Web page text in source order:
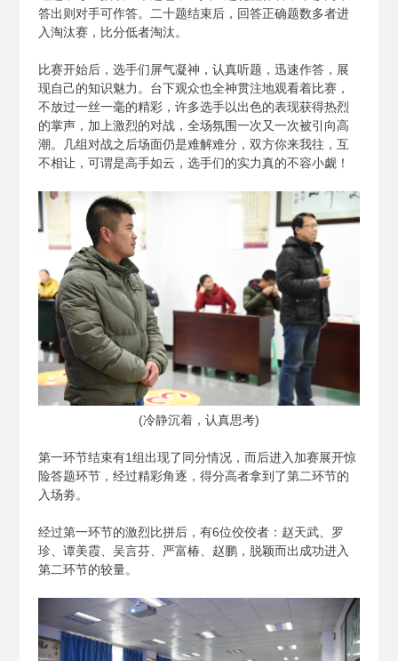
答出则对手可作答。二十题结束后，回答正确题数多者进
入淘汰赛，比分低者淘汰。
比赛开始后，选手们屏气凝神，认真听题，迅速作答，展
现自己的知识魅力。台下观众也全神贯注地观看着比赛，
不放过一丝一毫的精彩，许多选手以出色的表现获得热烈
的掌声，加上激烈的对战，全场氛围一次又一次被引向高
潮。几组对战之后场面仍是难解难分，双方你来我往，互
不相让，可谓是高手如云，选手们的实力真的不容小觑！
(冷静沉着，认真思考)
第一环节结束有1组出现了同分情况，而后进入加赛展开惊
险答题环节，经过精彩角逐，得分高者拿到了第二环节的
入场劵。
经过第一环节的激烈比拼后，有6位佼佼者：赵天武、罗
珍、谭美霞、吴言芬、严富椿、赵鹏，脱颖而出成功进入
第二环节的较量。